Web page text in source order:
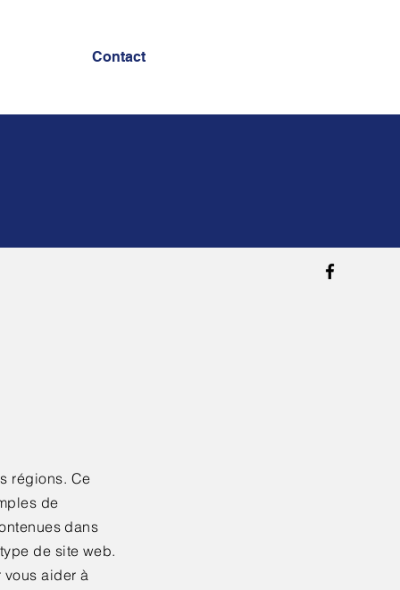
Contact
régions. Ce
de
dans
de site web.
vous aider à